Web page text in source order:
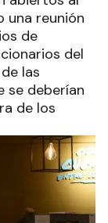
una reunión
de
del
las
se deberían
de los